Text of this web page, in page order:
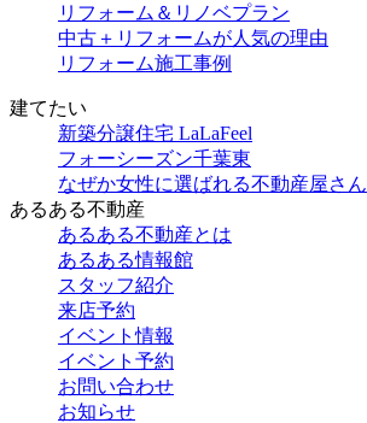
リフォーム＆リノベプラン
中古＋リフォームが人気の理由
リフォーム施工事例
建てたい
新築分譲住宅 LaLaFeel
フォーシーズン千葉東
なぜか女性に選ばれる不動産屋さん
あるある不動産
あるある不動産とは
あるある情報館
スタッフ紹介
来店予約
イベント情報
イベント予約
お問い合わせ
お知らせ